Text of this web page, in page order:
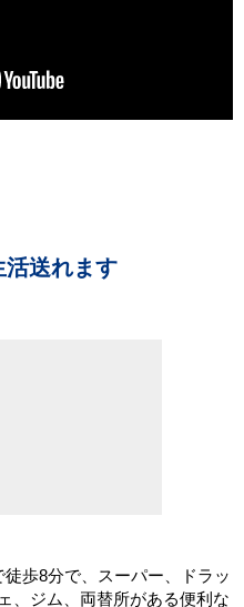
活送れます
歩8分で、スーパー、ドラッ
、ジム、両替所がある便利な